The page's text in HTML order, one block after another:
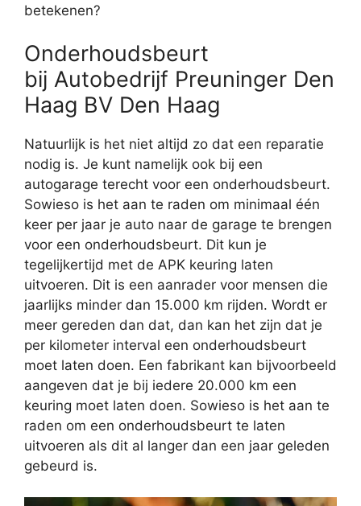
betekenen?
Onderhoudsbeurt
bij Autobedrijf Preuninger Den
Haag BV Den Haag
Natuurlijk is het niet altijd zo dat een reparatie
nodig is. Je kunt namelijk ook bij een
autogarage terecht voor een onderhoudsbeurt.
Sowieso is het aan te raden om minimaal één
keer per jaar je auto naar de garage te brengen
voor een onderhoudsbeurt. Dit kun je
tegelijkertijd met de APK keuring laten
uitvoeren. Dit is een aanrader voor mensen die
jaarlijks minder dan 15.000 km rijden. Wordt er
meer gereden dan dat, dan kan het zijn dat je
per kilometer interval een onderhoudsbeurt
moet laten doen. Een fabrikant kan bijvoorbeeld
aangeven dat je bij iedere 20.000 km een
keuring moet laten doen. Sowieso is het aan te
raden om een onderhoudsbeurt te laten
uitvoeren als dit al langer dan een jaar geleden
gebeurd is.